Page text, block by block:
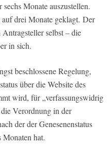
Monate auszustellen.
drei Monate geklagt. Der
selbst – die
in sich.
beschlossene Regelung,
über die Website des
wird, für „verfassungswidrig
Verordnung in der
der der Genesenenstatus
hat.